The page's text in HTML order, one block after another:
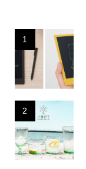
1
2